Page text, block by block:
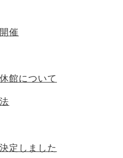
催
館について
定しました